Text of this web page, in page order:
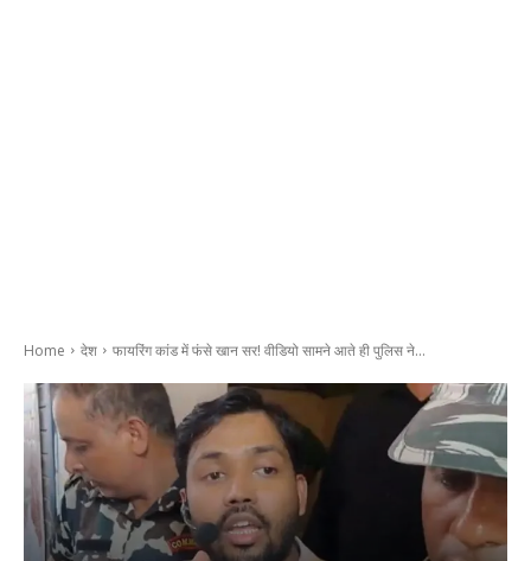
Home देश फायरिंग कांड में फंसे खान सर! वीडियो सामने आते ही पुलिस ने...